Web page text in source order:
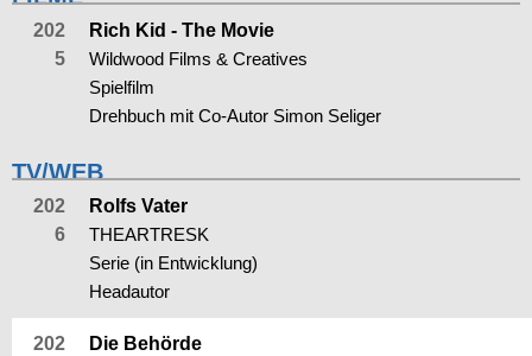
202
5
Rich Kid - The Movie
Wildwood Films & Creatives
Spielfilm
Drehbuch mit Co-Autor Simon Seliger
TV/WEB
202
6
Rolfs Vater
THEARTRESK
Serie (in Entwicklung)
Headautor
202
Die Behörde